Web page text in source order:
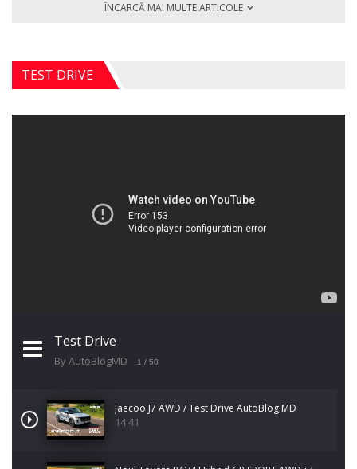
ÎNCARCĂ MAI MULTE ARTICOLE
TEST DRIVE
Test Drive
By AutoBlogMD 1 / 50
Jaecoo J7 AWD / Test Drive AutoBlog.MD
14:41